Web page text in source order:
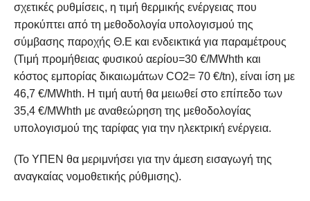
σχετικές ρυθμίσεις, η τιμή θερμικής ενέργειας που
προκύπτει από τη μεθοδολογία υπολογισμού της
σύμβασης παροχής Θ.Ε και ενδεικτικά για παραμέτρους
(Τιμή προμήθειας φυσικού αερίου=30 €/MWhth και
κόστος εμπορίας δικαιωμάτων CO2= 70 €/tn), είναι ίση με
46,7 €/MWhth. Η τιμή αυτή θα μειωθεί στο επίπεδο των
35,4 €/MWhth με αναθεώρηση της μεθοδολογίας
υπολογισμού της ταρίφας για την ηλεκτρική ενέργεια.
(Το ΥΠΕΝ θα μεριμνήσει για την άμεση εισαγωγή της
αναγκαίας νομοθετικής ρύθμισης).